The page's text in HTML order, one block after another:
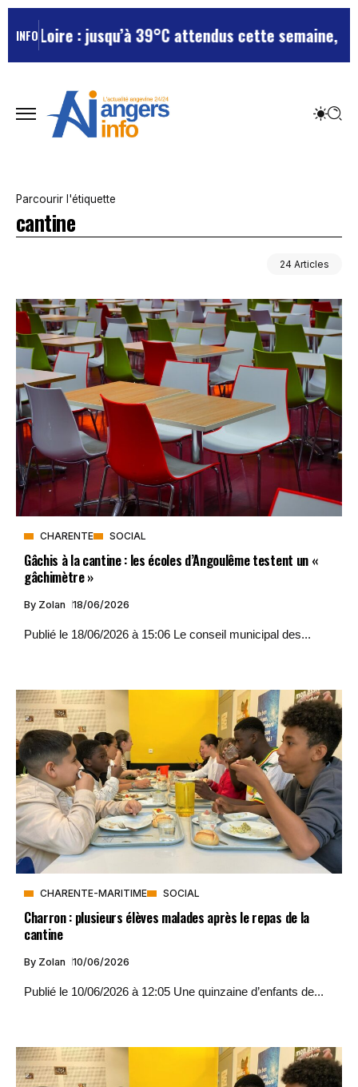
INFO 39°C attendus cette semaine, le
Parcourir l'étiquette
cantine
24 Articles
CHARENTE SOCIAL
Gâchis à la cantine : les écoles d’Angoulême testent un «
gâchimètre »
By Zolan 18/06/2026
Publié le 18/06/2026 à 15:06 Le conseil municipal des...
CHARENTE-MARITIME SOCIAL
Charron : plusieurs élèves malades après le repas de la
cantine
By Zolan 10/06/2026
Publié le 10/06/2026 à 12:05 Une quinzaine d’enfants de...